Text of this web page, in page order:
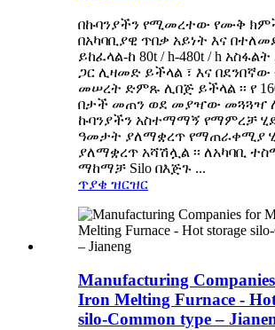
በኩባንያችን የሚመረተው የሙቅ
በአካባቢያዊ ጥበቃ አይነት እና
ይከፈላል-ከ 80t / h-480t / h
ጋር ሊዛመድ ይችላል ፣ እና በደንበኛው
መሠረት ድምጹ ሊበጅ ይችላል ፡፡ የ
በታች መጠን ወደ መያዣው መጓጓዣ
ኩባንያችን አስተማማኝ የማምረቻ
ዓመታት ያለማቋረጥ የማጠራቀሚያ
ያለማቋረጥ አሻሽሏል ፡፡ ለአካባቢ
ማከማቻ Silo በእጅጉ ...
ጥያቄ ዝርዝር
Manufacturing
Iron Melting Furnace -
silo-Common type –